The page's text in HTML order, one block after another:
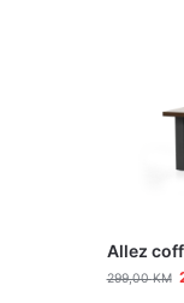
Allez
299,00KM